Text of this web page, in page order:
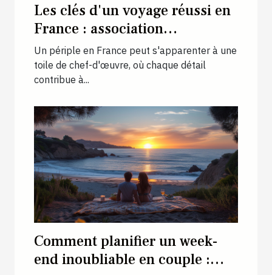
Les clés d'un voyage réussi en
France : association
d'hébergement, transport et
activités
Un périple en France peut s'apparenter à une
toile de chef-d'œuvre, où chaque détail
contribue à...
Comment planifier un week-
end inoubliable en couple :